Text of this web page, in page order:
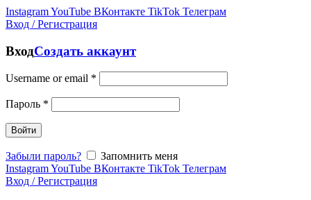
InstagramYouTube ВКонтакте TikTok Телеграм
Вход / Регистрация
ВходСоздать аккаунт
Username or email *
Пароль *
Войти
Забыли пароль?
Запомнить меня
InstagramYouTube ВКонтакте TikTok Телеграм
Вход / Регистрация